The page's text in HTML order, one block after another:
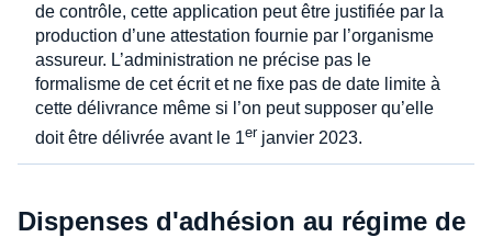
de contrôle, cette application peut être justifiée par la
production d’une attestation fournie par l’organisme
assureur. L’administration ne précise pas le
formalisme de cet écrit et ne fixe pas de date limite à
cette délivrance même si l’on peut supposer qu’elle
doit être délivrée avant le 1er janvier 2023.
Dispenses d'adhésion au régime de